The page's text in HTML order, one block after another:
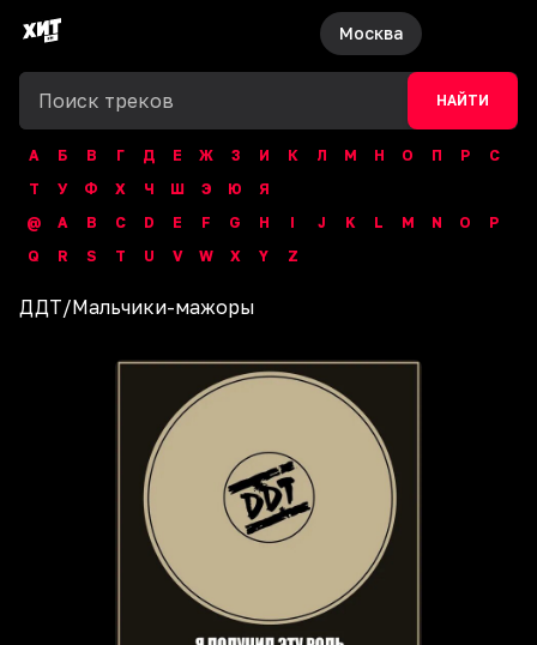
Москва
НАЙТИ
А Б В Г Д Е Ж З И К Л М Н О П Р
С
Т
У Ф Х Ч Ш Э Ю
Я
@
A B C D E F G H I J K L M N O
P
Q
R S T U V W X Y Z
ДДТ/Мальчики-мажоры